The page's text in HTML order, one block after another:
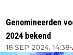
Genomineerden
2024 bekend
18 SEP 2024, 14:38•